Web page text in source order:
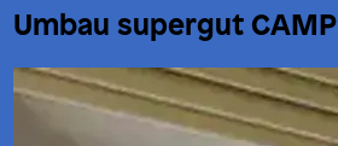
Umbau supergut CAMP